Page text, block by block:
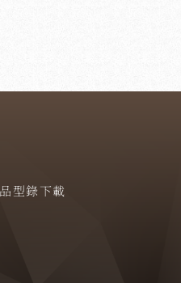
型錄下載